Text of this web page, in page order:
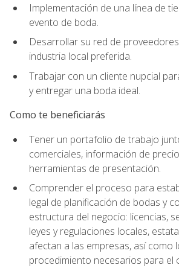
Implementación de una línea de
evento de boda.
Desarrollar su red de
industria local preferida.
Trabajar con un cliente nupcial
y entregar una boda ideal.
Como te beneficiarás
Tener un portafolio de trabajo
comerciales, información de
herramientas de presentación.
Comprender el proceso para
legal de planificación de bodas y
estructura del negocio: licencias,
leyes y regulaciones locales,
afectan a las empresas, así como
procedimiento necesarios para el